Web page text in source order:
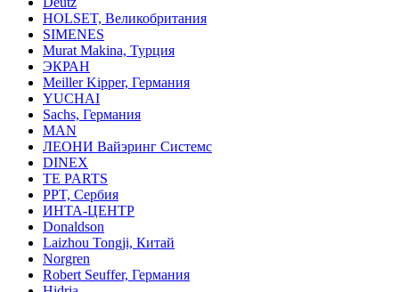
HOLSET, Великобритания
SIMENES
Murat Makina, Турция
ЭКРАН
Meiller Kipper, Германия
YUCHAI
Sachs, Германия
MAN
ЛЕОНИ Вайэринг Системс
DINEX
TE PARTS
PPT, Сербия
ИНТА-ЦЕНТР
Donaldson
Laizhou Tongji, Китай
Norgren
Robert Seuffer, Германия